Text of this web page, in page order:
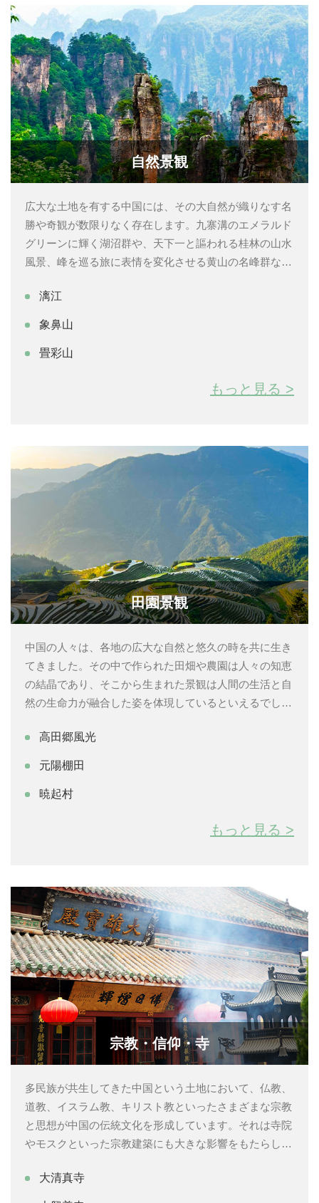
自然景観
広大な土地を有する中国には、その大自然が織りなす名
勝や奇観が数限りなく存在します。九寨溝のエメラルド
グリーンに輝く湖沼群や、天下一と謳われる桂林の山水
風景、峰を巡る旅に表情を変化させる黄山の名峰群な
生まれた天然の観光資源は、その雄大さで見る人々を圧
倒するとともに心に大きな感動を与えてくれます。
漓江
象鼻山
畳彩山
もっと見る >
田園景観
中国の人々は、各地の広大な自然と悠久の時を共に生き
てきました。その中で作られた田畑や農園は人々の知恵
の結晶であり、そこから生まれた景観は人間の生活と自
然の生命力が融合した姿を体現しているといえるでしょ
の景観は現地の人のみならず、観光で訪れた人々の心を
も癒してくれることでしょう。
高田郷風光
元陽棚田
暁起村
もっと見る >
宗教・信仰・寺
多民族が共生してきた中国という土地において、仏教、
道教、イスラム教、キリスト教といったさまざまな宗教
と思想が中国の伝統文化を形成しています。それは寺院
やモスクといった宗教建築にも大きな影響をもたらし、
合いと神聖な空間を生み出しています。時が現在に至っ
ても、この宗教文化が多くの人々を魅了しています。
大清真寺